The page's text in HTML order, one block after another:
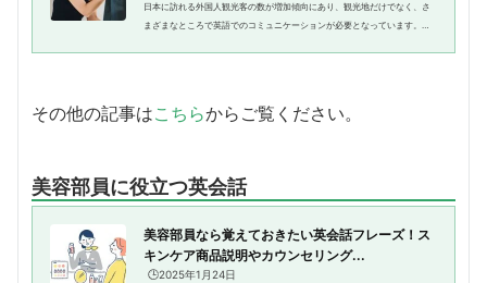
日本に訪れる外国人観光客の数が増加傾向にあり、観光地だけでなく、さ
まざまなところで英語でのコミュニケーションが必要となっています。円
その他の記事はこちらからご覧ください。
美容部員に役立つ英会話
美容部員なら覚えておきたい英会話フレーズ！ス
キンケア商品説明やカウンセリング...
🕒️2025年1月24日